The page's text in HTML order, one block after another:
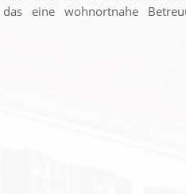
eine wohnortnahe